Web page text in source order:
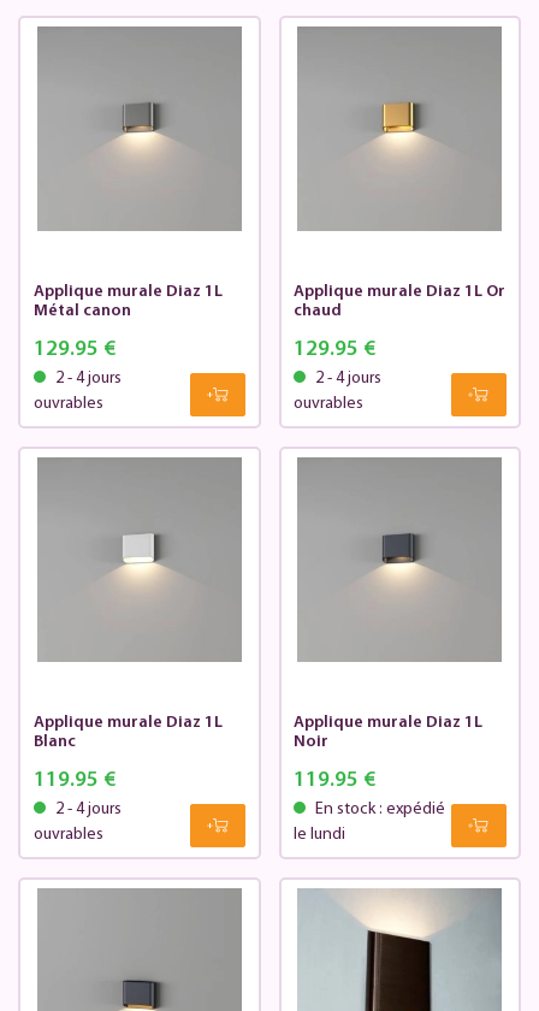
Applique murale Diaz 1L
Métal canon
129.95 €
2 - 4 jours
ouvrables
Applique murale Diaz 1L Or
chaud
129.95 €
2 - 4 jours
ouvrables
Applique murale Diaz 1L
Blanc
119.95 €
2 - 4 jours
ouvrables
Applique murale Diaz 1L
Noir
119.95 €
En stock : expédié
le lundi